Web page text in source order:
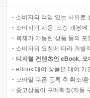
소비자의 책임 있는 사유로
소비자의 사용, 포장 개봉
복제가 가능한 상품 등의
소비자의 요청에 따라 개별
디지털 컨텐츠인 eBook,
eBook 대여 상품은 대여 기
모바일 쿠폰 등록 후 취소/
중고상품이 구매확정(자동